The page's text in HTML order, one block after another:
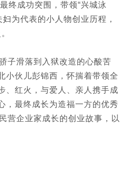
终成功突围，带领“兴城泳
为代表的小人物创业历程，
子滑落到入狱改造的心酸苦
小伙儿彭锦西，怀揣着带领全
、红火，与爱人、亲人携手成
，最终成长为造福一方的优秀
营企业家成长的创业故事，以